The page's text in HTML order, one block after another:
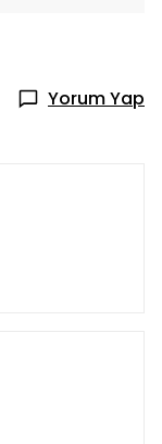
Yorum Yap